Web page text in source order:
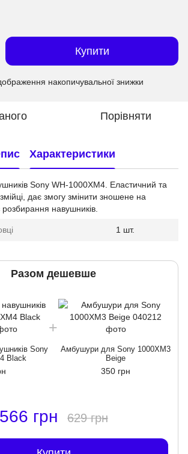
Купити
накопичувальної знижки
Порівняти
Характеристики
Sony WH-1000XM4 . Еластичний та
дає змогу змінити зношене на
розбирання навушників.
1 шт.
Разом дешевше
Sony
Black
Амбушури для Sony 1000XM3
Beige
350 грн
566 грн 629 грн